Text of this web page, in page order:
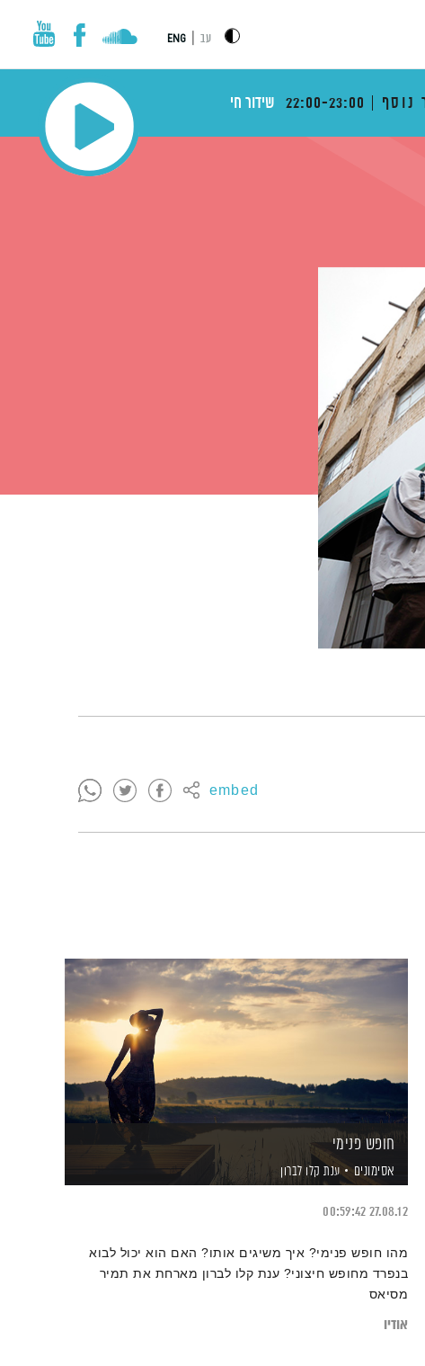
עב ENG
נוסף 22:00-23:00 שידור חי
embed
חופש פנימי
אסימונים ענת קלו לברון
27.08.12
00:59:42
מהו חופש פנימי? איך משיגים אותו? האם הוא יכול לבוא
בנפרד מחופש חיצוני? ענת קלו לברון מארחת את תמיר
מסיאס
אודיו